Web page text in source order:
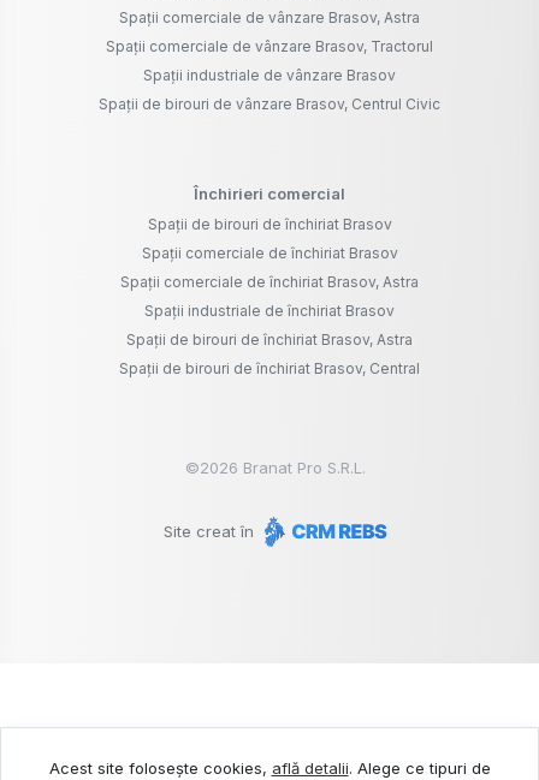
Spații comerciale de vânzare Brasov, Astra
Spații comerciale de vânzare Brasov, Tractorul
Spații industriale de vânzare Brasov
Spații de birouri de vânzare Brasov, Centrul Civic
Închirieri comercial
Spații de birouri de închiriat Brasov
Spații comerciale de închiriat Brasov
Spații comerciale de închiriat Brasov, Astra
Spații industriale de închiriat Brasov
Spații de birouri de închiriat Brasov, Astra
Spații de birouri de închiriat Brasov, Central
©2026 Branat Pro S.R.L.
Site creat în
Acest site folosește cookies, află detalii. Alege ce tipuri de